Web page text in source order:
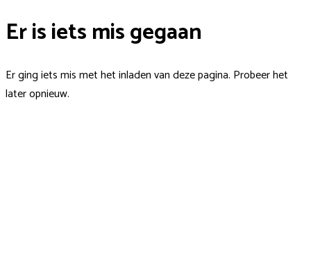
Er is iets mis gegaan
Er ging iets mis met het inladen van deze pagina. Probeer het
later opnieuw.